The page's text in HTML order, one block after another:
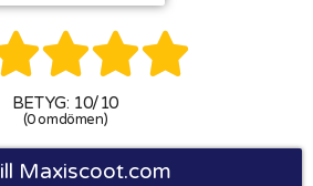

BETYG: 10/10
(0 omdömen)
Maxiscoot.com